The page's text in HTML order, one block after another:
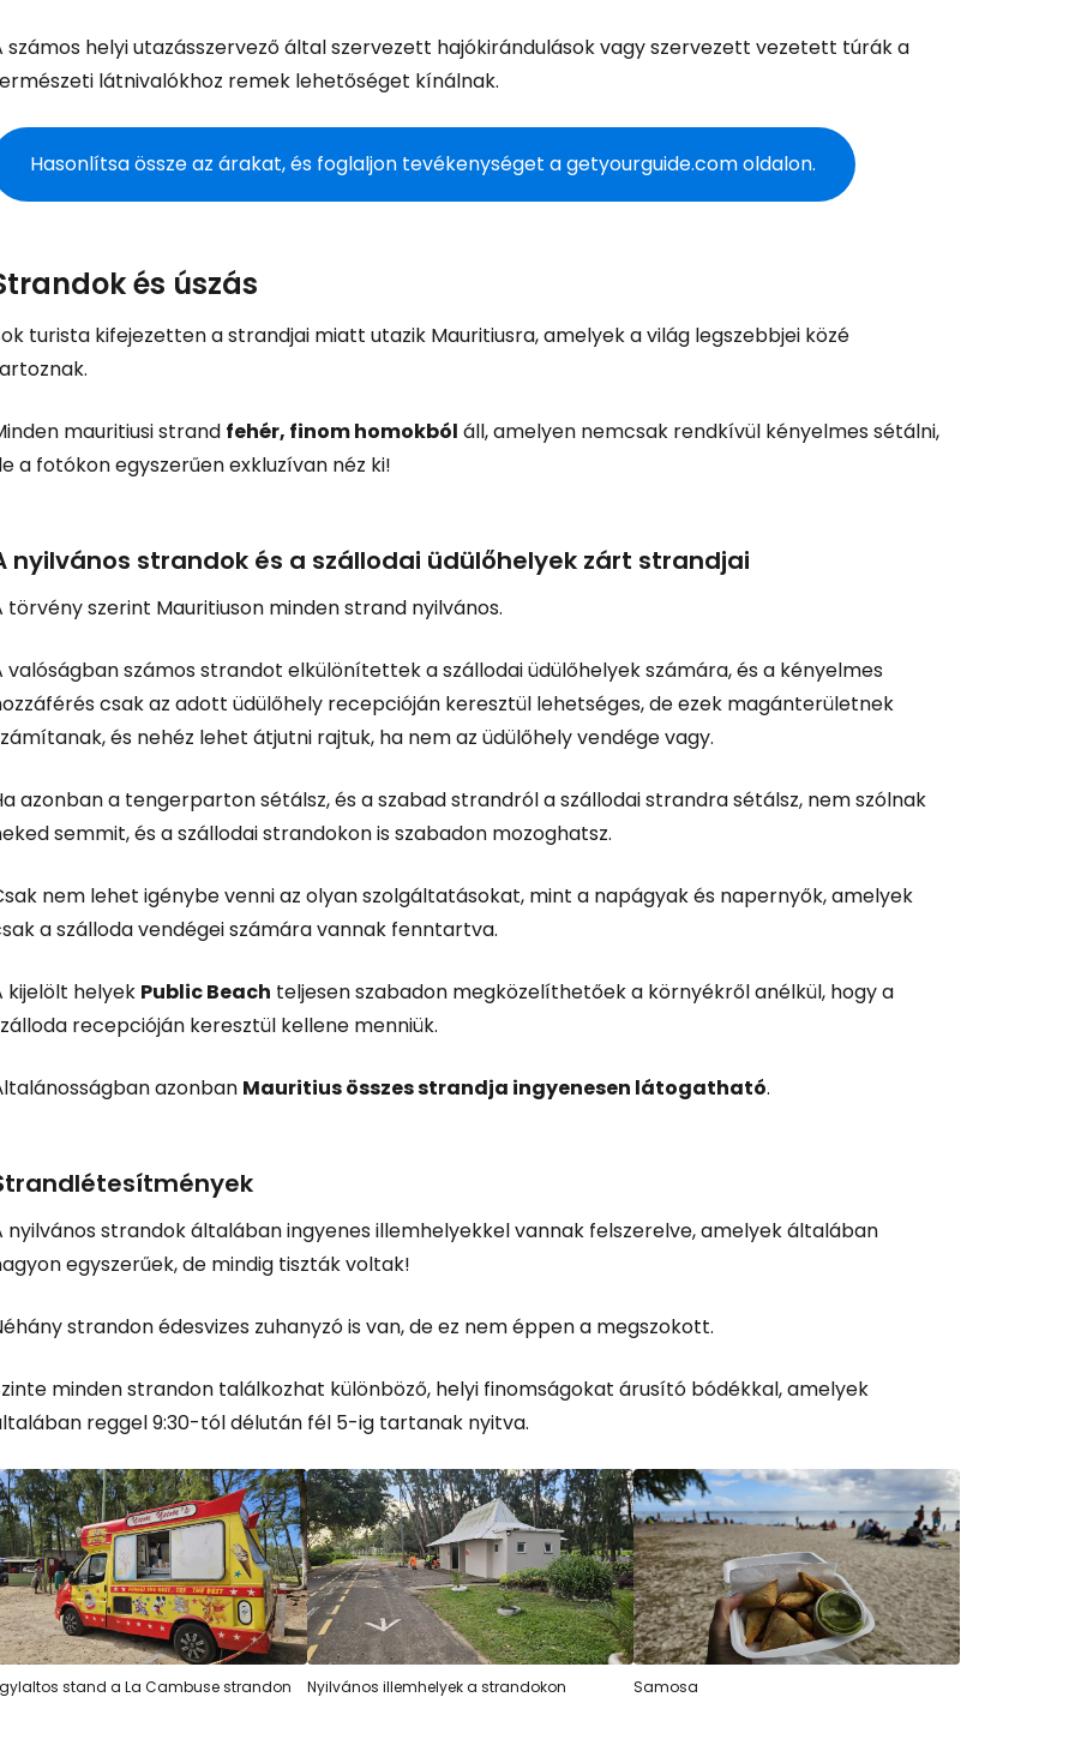
számos helyi utazásszervező által szervezett hajókirándulások vagy szervezett vezetett túrák a
látnivalókhoz remek lehetőséget kínálnak.
Hasonlítsa össze az árakat, és foglaljon tevékenységet a getyourguide.com oldalon.
és úszás
turista kifejezetten a strandjai miatt utazik Mauritiusra, amelyek a világ legszebbjei közé
mauritiusi strand fehér, finom homokból áll, amelyen nemcsak rendkívül kényelmes sétálni,
a fotókon egyszerűen exkluzívan néz ki!
nyilvános strandok és a szállodai üdülőhelyek zárt strandjai
törvény szerint Mauritiuson minden strand nyilvános.
valóságban számos strandot elkülönítettek a szállodai üdülőhelyek számára, és a kényelmes
csak az adott üdülőhely recepcióján keresztül lehetséges, de ezek magánterületnek
és nehéz lehet átjutni rajtuk, ha nem az üdülőhely vendége vagy.
azonban a tengerparton sétálsz, és a szabad strandról a szállodai strandra sétálsz, nem szólnak
semmit, és a szállodai strandokon is szabadon mozoghatsz.
nem lehet igénybe venni az olyan szolgáltatásokat, mint a napágyak és napernyők, amelyek
a szálloda vendégei számára vannak fenntartva.
kijelölt helyek Public Beach teljesen szabadon megközelíthetőek a környékről anélkül, hogy a
recepcióján keresztül kellene menniük.
azonban Mauritius összes strandja ingyenesen látogatható.
nyilvános strandok általában ingyenes illemhelyekkel vannak felszerelve, amelyek általában
egyszerűek, de mindig tiszták voltak!
strandon édesvizes zuhanyzó is van, de ez nem éppen a megszokott.
minden strandon találkozhat különböző, helyi finomságokat árusító bódékkal, amelyek
reggel 9:30-tól délután fél 5-ig tartanak nyitva.
stand a La Cambuse strandon Nyilvános illemhelyek a strandokon Samosa
Bejelentkezés a Cestee-be
... az utazási közösség világszerte
Folytatás a Google-lal
Folytatás a Facebookkal
Folytassa e-mailben